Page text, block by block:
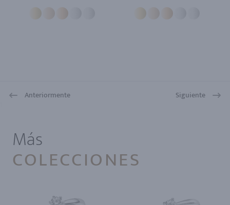
Anteriormente Siguiente
Más
COLECCIONES